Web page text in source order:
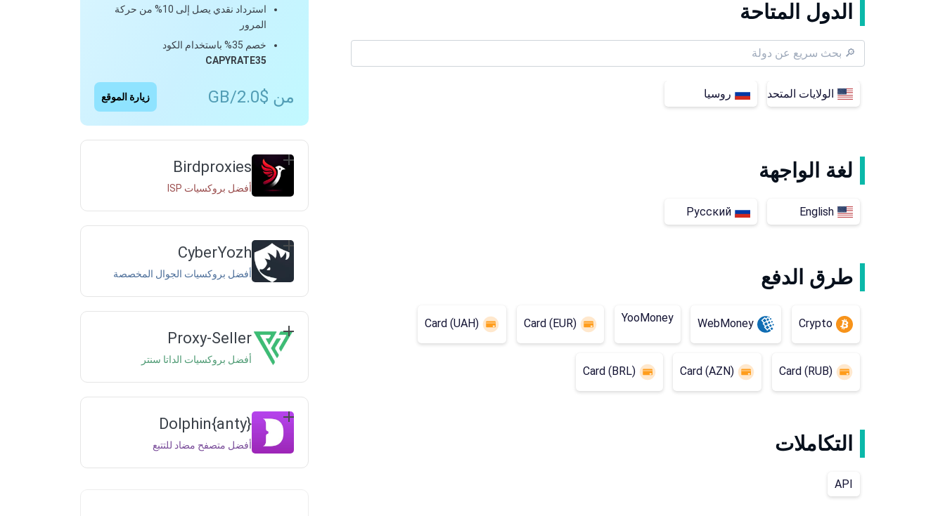
الدول المتاحة
الولايات المتحدة روسيا
لغة الواجهة
English
Русский
طرق الدفع
Crypto
WebMoney
YooMoney
Card (EUR)
Card (UAH)
Card (RUB)
Card (AZN)
Card (BRL)
التكاملات
API
استرداد نقدي يصل إلى 10% من حركة
المرور
خصم 35% باستخدام الكود
CAPYRATE35
من $2.0/GB زيارة الموقع
Birdproxies
أفضل بروكسيات ISP
CyberYozh
أفضل بروكسيات الجوال المخصصة
Proxy-Seller
أفضل بروكسيات الداتا سنتر
Dolphin{anty}
أفضل متصفح مضاد للتتبع